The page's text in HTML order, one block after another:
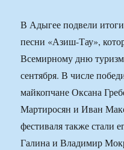
В Адыгее подвели
песни «Азиш-Тау»,
Всемирному дню
сентября. В числе
майкопчане Оксана
Мартиросян и Иван
фестиваля также стали
Галина и Владимир